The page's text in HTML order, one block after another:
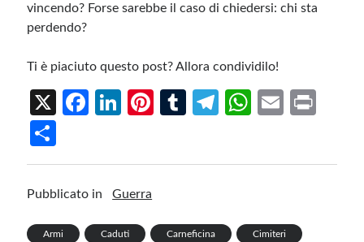
vincendo? Forse sarebbe il caso di chiedersi: chi sta
perdendo?
Ti è piaciuto questo post? Allora condividilo!
X
Fa
o
k
Li
n
Pi
T
Te
W
p
E
h
ar
Pubblicato in Guerra
Armi Caduti Carneficina Cimiteri